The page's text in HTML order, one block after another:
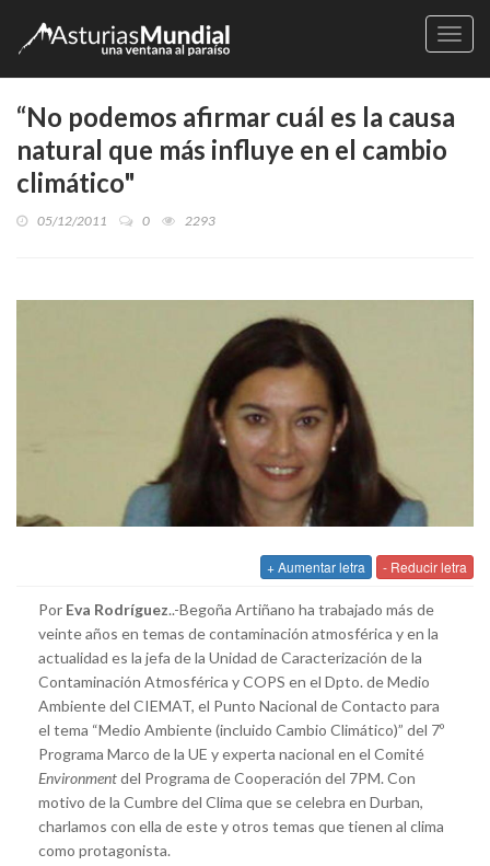
“No podemos afirmar cuál es la causa
natural que más influye en el cambio
climático"
05/12/2011 0 2293
+ Aumentar letra - Reducir letra
Por Eva Rodríguez..-Begoña Artiñano ha trabajado más de
veinte años en temas de contaminación atmosférica y en la
actualidad es la jefa de la Unidad de Caracterización de la
Contaminación Atmosférica y COPS en el Dpto. de Medio
Ambiente del CIEMAT, el Punto Nacional de Contacto para
el tema “Medio Ambiente (incluido Cambio Climático)” del 7º
Programa Marco de la UE y experta nacional en el Comité
Environmentdel Programa de Cooperación del 7PM. Con
motivo de la Cumbre del Clima que se celebra en Durban,
charlamos con ella de este y otros temas que tienen al clima
como protagonista.